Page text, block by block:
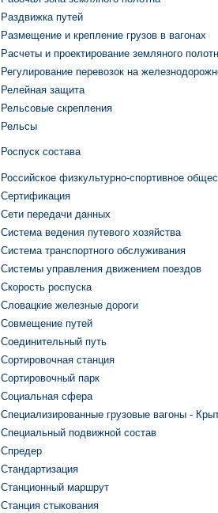
Раздвижка путей
Размещение и крепление грузов в вагонах
Расчеты и проектирование земляного
Регулирование перевозок на
Релейная защита
Рельсовые скрепления
Рельсы
Роспуск состава
Российское физкультурно-спортивное
Сертификация
Сети передачи данных
Система ведения путевого хозяйства
Система транспортного обслуживания
Системы управления движением поездов
Скорость роспуска
Словацкие железные дороги
Совмещение путей
Соединительный путь
Сортировочная станция
Сортировочный парк
Социальная сфера
Специализированные грузовые вагоны -
Специальный подвижной состав
Спредер
Стандартизация
Станционный маршрут
Станция стыкования